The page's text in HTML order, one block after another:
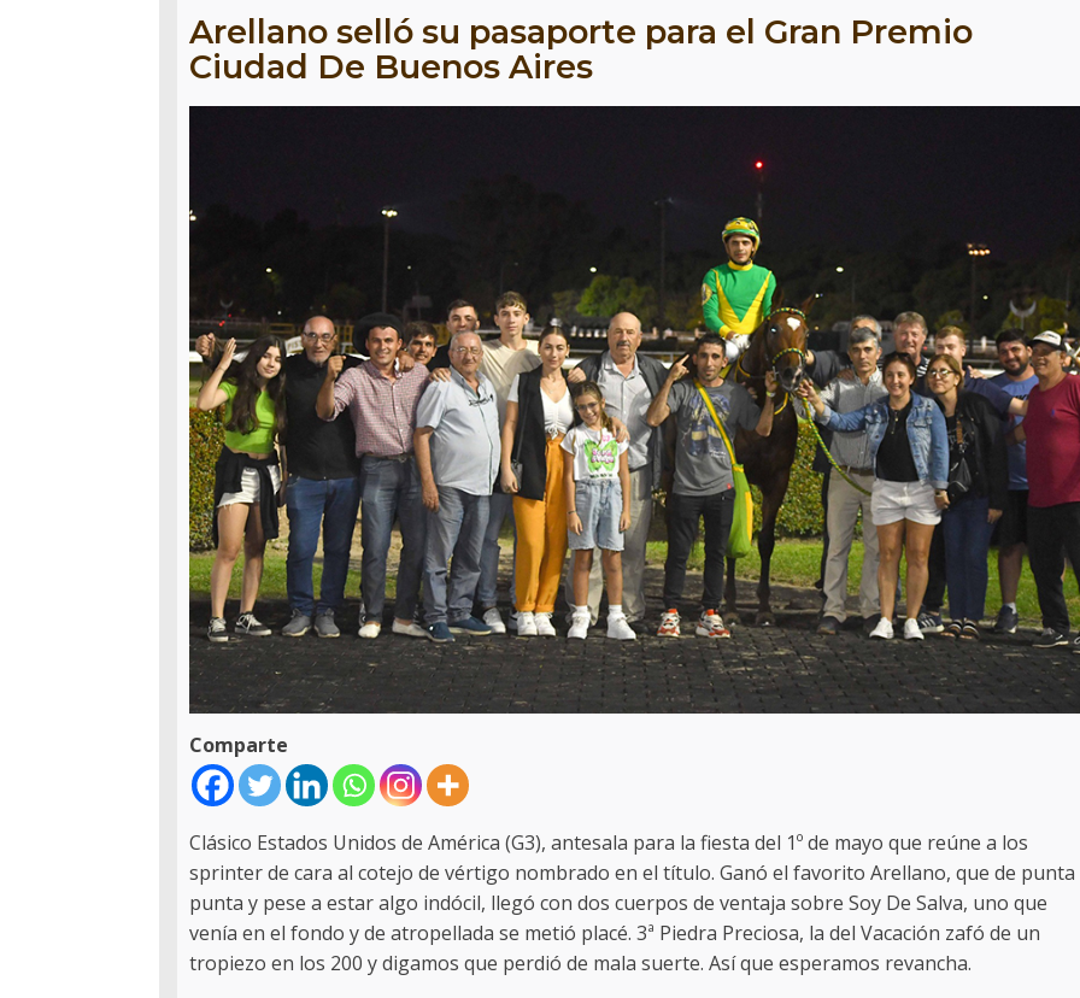
Arellano selló su pasaporte para el Gran Premio
Ciudad De Buenos Aires
Comparte
Clásico Estados Unidos de América (G3), antesala para la fiesta del 1º de mayo que reúne a los
sprinter de cara al cotejo de vértigo nombrado en el título. Ganó el favorito Arellano, que de punta
punta y pese a estar algo indócil, llegó con dos cuerpos de ventaja sobre Soy De Salva, uno que
venía en el fondo y de atropellada se metió placé. 3ª Piedra Preciosa, la del Vacación zafó de un
tropiezo en los 200 y digamos que perdió de mala suerte. Así que esperamos revancha.